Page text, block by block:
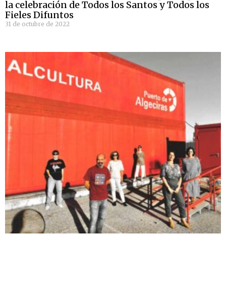
la celebración de Todos los Santos y Todos los
Fieles Difuntos
31 de octubre de 2022